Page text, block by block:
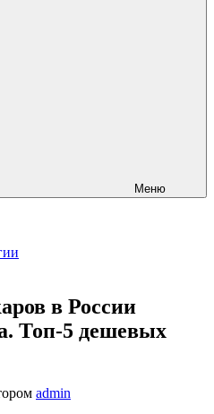
Меню
в России
Топ-5 дешевых
admin